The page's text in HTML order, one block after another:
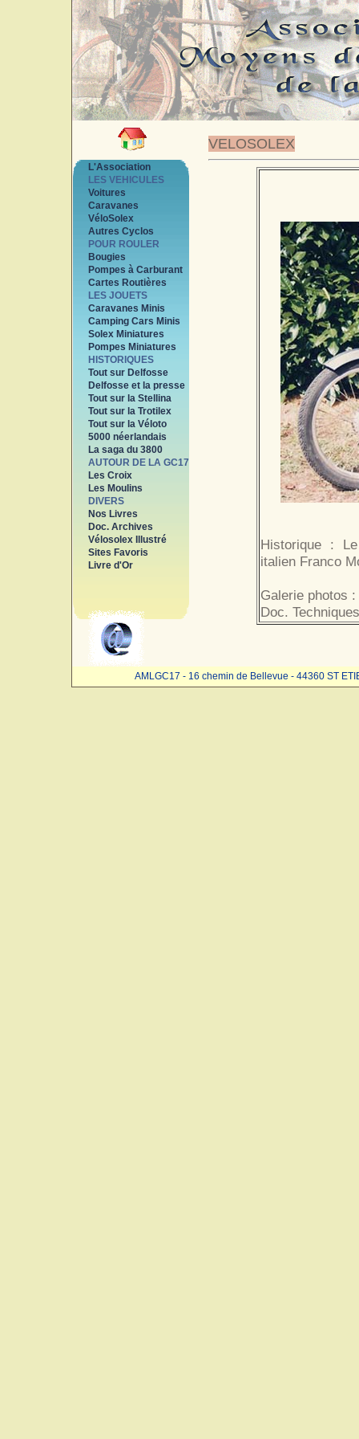
VELOSOLEX
L'Association
LES VEHICULES
Voitures
Caravanes
VéloSolex
Autres Cyclos
POUR ROULER
Bougies
Pompes à Carburant
Cartes Routières
LES JOUETS
Caravanes Minis
Camping Cars Minis
Solex Miniatures
Pompes Miniatures
HISTORIQUES
Tout sur Delfosse
Delfosse et la presse
Tout sur la Stellina
Tout sur la Trotilex
Tout sur la Véloto
5000 néerlandais
La saga du 3800
AUTOUR DE LA GC17
Les Croix
Les Moulins
DIVERS
Nos Livres
Doc. Archives
Vélosolex Illustré
Sites Favoris
Livre d'Or
Historique :
italien Franco
Galerie photos :
Doc.
AMLGC17 - 16 chemin de Bellevue - 44360 ST